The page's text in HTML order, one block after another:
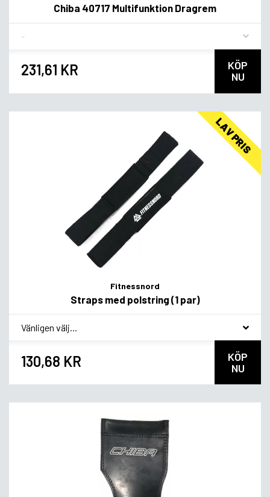
Chiba 40717 Multifunktion Dragrem
231,61 KR
KÖP
NU
LAV PRIS
Fitnessnord
Straps med polstring (1 par)
* Smagsvariant
130,68 KR
KÖP
NU